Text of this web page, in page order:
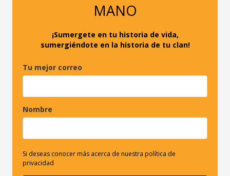
MANO
¡Sumergete en tu historia de vida,
sumergiéndote en la historia de tu clan!
Tu mejor correo
Nombre
Si deseas conocer más acerca de nuestra política de
privacidad